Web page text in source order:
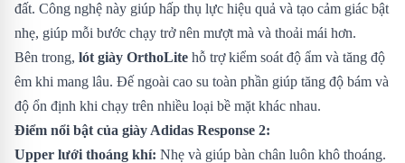
đất. Công nghệ này giúp hấp thụ lực hiệu quả và tạo cảm giác bật
nhẹ, giúp mỗi bước chạy trở nên mượt mà và thoải mái hơn.
Bên trong, lót giày OrthoLite hỗ trợ kiểm soát độ ẩm và tăng độ
êm khi mang lâu. Đế ngoài cao su toàn phần giúp tăng độ bám và
độ ổn định khi chạy trên nhiều loại bề mặt khác nhau.
Điểm nổi bật của giày Adidas Response 2:
Upper lưới thoáng khí: Nhẹ và giúp bàn chân luôn khô thoáng.